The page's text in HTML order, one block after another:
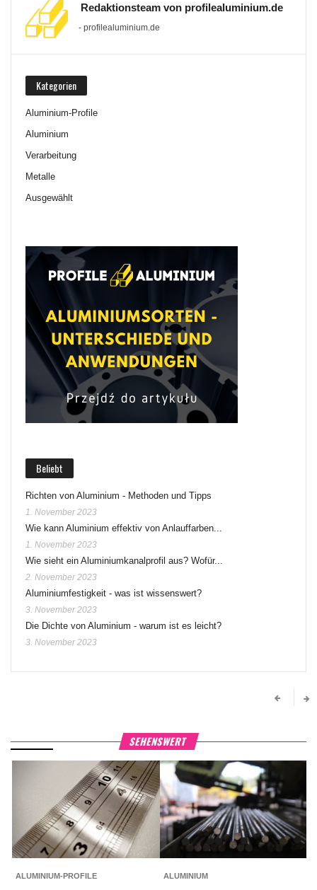
Redaktionsteam von profilealuminium.de
- profilealuminium.de
Kategorien
Aluminium-Profile
Aluminium
Verarbeitung
Metalle
Ausgewählt
Beliebt
Richten von Aluminium - Methoden und Tipps
1. November 2023
Wie kann Aluminium effektiv von Anlauffarben...
1. November 2023
Wie sieht ein Aluminiumkanalprofil aus? Wofür...
2. November 2023
Aluminiumfestigkeit - was ist wissenswert?
3. November 2023
Die Dichte von Aluminium - warum ist es leicht?
3. November 2023
SEHENSWERT
ALUMINIUM-PROFILE ALUMINIUM